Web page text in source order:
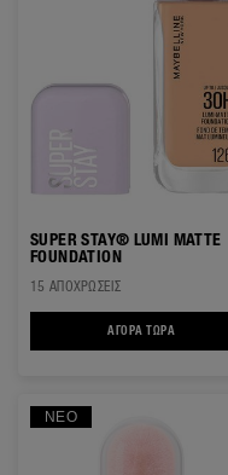
SUPER STAY® LUMI MATTE
FOUNDATION
15 ΑΠΟΧΡΏΣΕΙΣ
ΑΓΟΡΆ ΤΏΡΑ SUPER
ΝΈΟ